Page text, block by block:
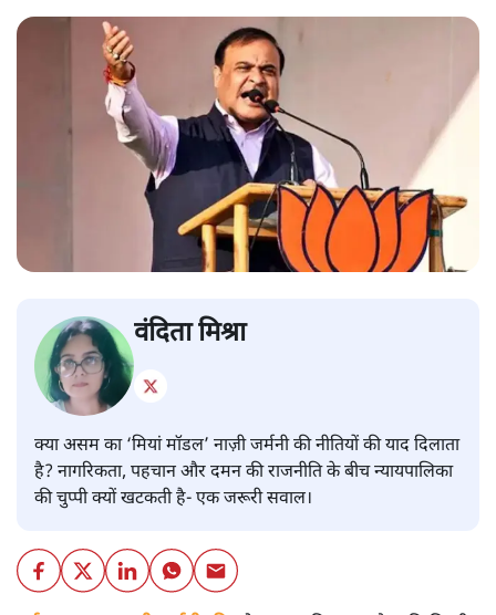
वंदिता मिश्रा
क्या असम का ‘मियां मॉडल’ नाज़ी जर्मनी की नीतियों की याद दिलाता
है? नागरिकता, पहचान और दमन की राजनीति के बीच न्यायपालिका
की चुप्पी क्यों खटकती है- एक जरूरी सवाल।